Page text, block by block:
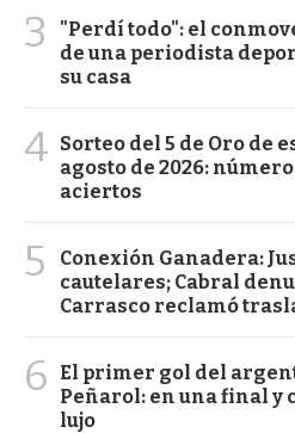
3
"Perdí todo": el
de una periodista
su casa
4 Sorteo del 5 de Oro de
agosto de 2026:
aciertos
5
Conexión Ganadera:
cautelares; Cabral
Carrasco reclamó
6
El primer gol del
Peñarol: en una final y
lujo